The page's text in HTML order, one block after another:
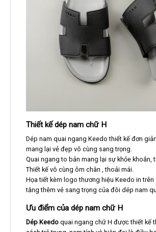
Thiết kế dép nam chữ H
Dép nam quai ngang Keedo thiết kế đơn
mang lại vẻ đẹp vô cùng sang trọng.
Quai ngang to bản mang lại sự khỏe khoắn,
Thiết kế vô cùng ôm chân , thoải mái.
Họa tiết kèm logo thương hiệu Keedo in trên
tăng thêm vẻ sang trọng của đôi dép nam
Ưu điểm của dép nam chữ H
Dép Keedoquai ngang chữ H được thiết kế